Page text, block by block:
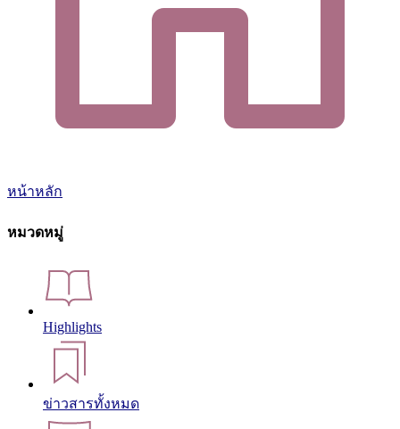
หน้าหลัก
หมวดหมู่
Highlights
ข่าวสารทั้งหมด